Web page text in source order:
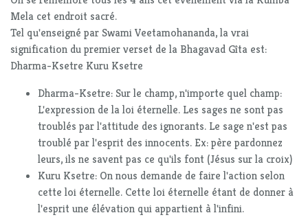
Mela cet endroit sacré.
Tel qu'enseigné par Swami Veetamohananda, la vrai
signification du premier verset de la Bhagavad Gîta est:
Dharma-Ksetre Kuru Ksetre
Dharma-Ksetre: Sur le champ, n'importe quel champ:
L'expression de la loi éternelle. Les sages ne sont pas
troublés par l'attitude des ignorants. Le sage n'est pas
troublé par l'esprit des innocents. Ex: père pardonnez
leurs, ils ne savent pas ce qu'ils font (Jésus sur la croix)
Kuru Ksetre: On nous demande de faire l'action selon
cette loi éternelle. Cette loi éternelle étant de donner à
l'esprit une élévation qui appartient à l'infini.